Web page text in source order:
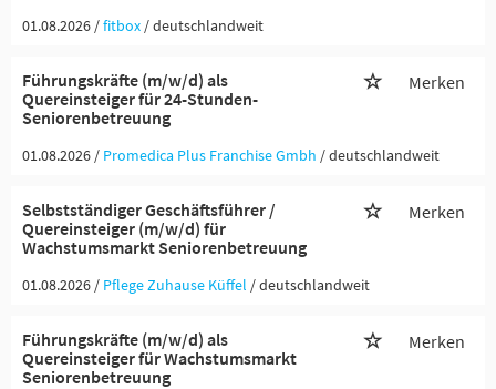
01.08.2026 /fitbox / deutschlandweit
Führungskräfte (m/w/d) als
Quereinsteiger für 24-Stunden-
Seniorenbetreuung
Merken
01.08.2026 / Promedica Plus Franchise Gmbh / deutschlandweit
Selbstständiger Geschäftsführer /
Quereinsteiger (m/w/d) für
Wachstumsmarkt Seniorenbetreuung
Merken
01.08.2026 / Pflege Zuhause Küffel / deutschlandweit
Führungskräfte (m/w/d) als
Quereinsteiger für Wachstumsmarkt
Seniorenbetreuung
Merken